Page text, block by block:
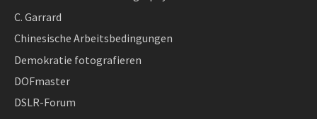
C. Garrard
Chinesische Arbeitsbedingungen
Demokratie fotografieren
DOFmaster
DSLR-Forum